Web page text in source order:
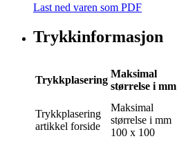
Last ned varen som PDF
Trykkinformasjon
Trykkplasering
Maksimal
størrelse i mm
Trykkplasering
artikkel forside
Maksimal
størrelse i mm
100 x 100